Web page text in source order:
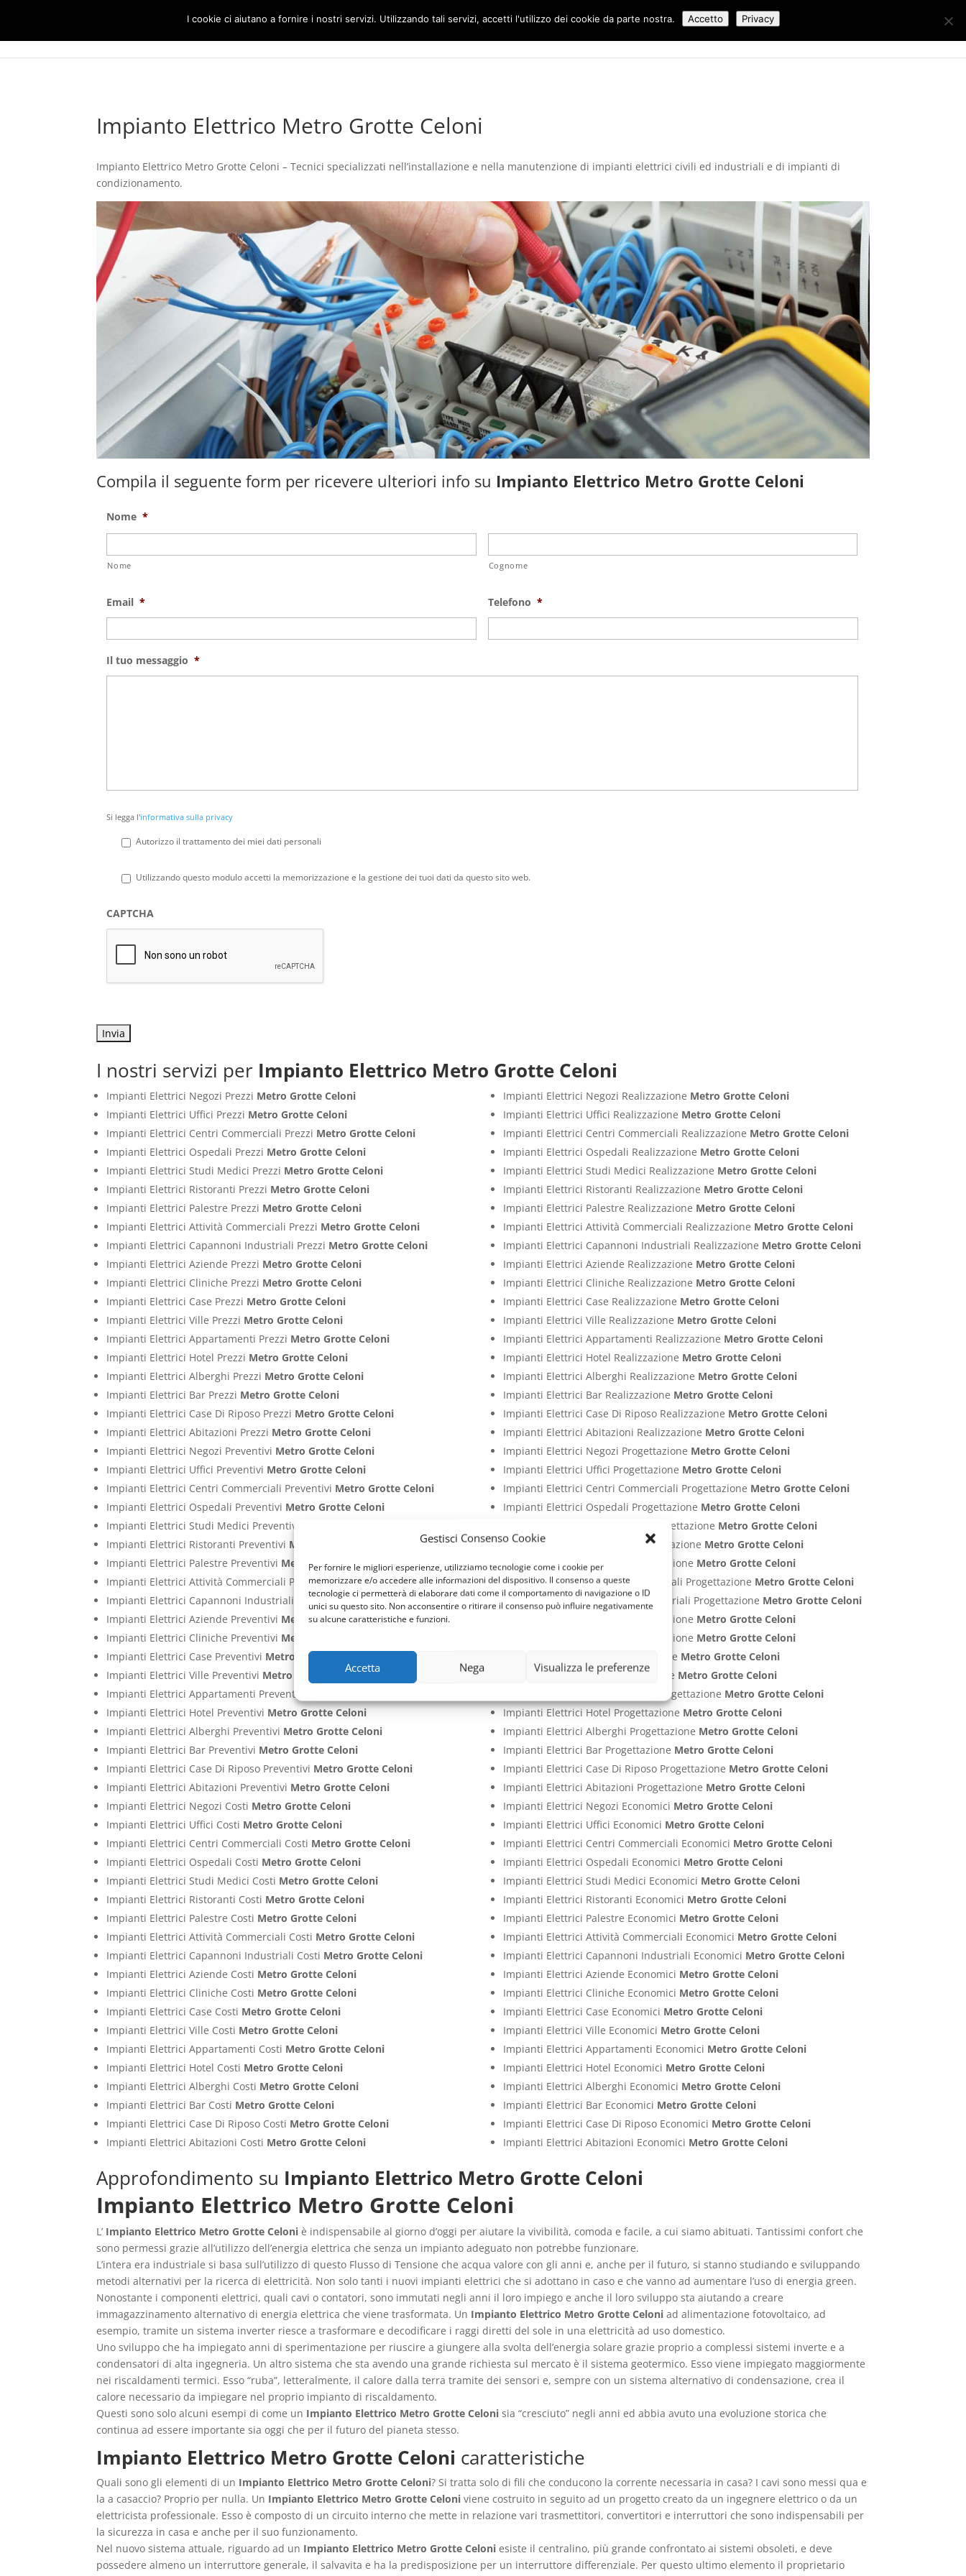
Gestisci Consenso Cookie
Per fornire le migliori esperienze, utilizziamo tecnologie come i cookie per
memorizzare e/o accedere alle informazioni del dispositivo. Il consenso a queste
tecnologie ci permetterà di elaborare dati come il comportamento di navigazione o ID
unici su questo sito. Non acconsentire o ritirare il consenso può influire negativamente
su alcune caratteristiche e funzioni.
Accetta Nega Visualizza le preferenze
Home Impianti Elettrici Roma Lavori Eseguiti Blog
Impianto Elettrico Metro Grotte Celoni
Impianto Elettrico Metro Grotte Celoni – Tecnici specializzati nell’installazione e nella manutenzione di impianti elettrici civili ed industriali e di impianti di
condizionamento.
Compila il seguente form per ricevere ulteriori info su Impianto Elettrico Metro Grotte Celoni
Nome *
Nome Cognome
Email * Telefono *
Il tuo messaggio *
Si
legga
l'informativa
Si legga l'informativa sulla privacy
Autorizzo il trattamento dei miei dati personali
Privacy *
Utilizzando questo modulo accetti la memorizzazione e la gestione dei tuoi dati da questo sito web.
CAPTCHA
I nostri servizi per Impianto Elettrico Metro Grotte Celoni
Impianti Elettrici Negozi Prezzi Metro Grotte Celoni
Impianti Elettrici Uffici Prezzi Metro Grotte Celoni
Impianti Elettrici Centri Commerciali Prezzi Metro Grotte Celoni
Impianti Elettrici Ospedali Prezzi Metro Grotte Celoni
Impianti Elettrici Studi Medici Prezzi Metro Grotte Celoni
Impianti Elettrici Ristoranti Prezzi Metro Grotte Celoni
Impianti Elettrici Palestre Prezzi Metro Grotte Celoni
Impianti Elettrici Attività Commerciali Prezzi Metro Grotte Celoni
Impianti Elettrici Capannoni Industriali Prezzi Metro Grotte Celoni
Impianti Elettrici Aziende Prezzi Metro Grotte Celoni
Impianti Elettrici Cliniche Prezzi Metro Grotte Celoni
Impianti Elettrici Case Prezzi Metro Grotte Celoni
Impianti Elettrici Ville Prezzi Metro Grotte Celoni
Impianti Elettrici Appartamenti Prezzi Metro Grotte Celoni
Impianti Elettrici Hotel Prezzi Metro Grotte Celoni
Impianti Elettrici Alberghi Prezzi Metro Grotte Celoni
Impianti Elettrici Bar Prezzi Metro Grotte Celoni
Impianti Elettrici Case Di Riposo Prezzi Metro Grotte Celoni
Impianti Elettrici Abitazioni Prezzi Metro Grotte Celoni
Impianti Elettrici Negozi Preventivi Metro Grotte Celoni
Impianti Elettrici Uffici Preventivi Metro Grotte Celoni
Impianti Elettrici Centri Commerciali Preventivi Metro Grotte Celoni
Impianti Elettrici Ospedali Preventivi Metro Grotte Celoni
Impianti Elettrici Studi Medici Preventivi
Impianti Elettrici Ristoranti Preventivi Metro Grotte Celoni
Impianti Elettrici Palestre Preventivi Metro Grotte Celoni
Impianti Elettrici Attività Commerciali PreventiviMetro Grotte Celoni
Impianti Elettrici Capannoni Industriali PreventiviMetro Grotte Celoni
Impianti Elettrici Aziende Preventivi Metro Grotte Celoni
Impianti Elettrici Cliniche Preventivi Metro Grotte Celoni
Impianti Elettrici Case Preventivi Metro Grotte Celoni
Impianti Elettrici Ville Preventivi Metro Grotte Celoni
Impianti Elettrici Appartamenti Preventivi
Impianti Elettrici Hotel Preventivi Metro Grotte Celoni
Impianti Elettrici Alberghi Preventivi Metro Grotte Celoni
Impianti Elettrici Bar Preventivi Metro Grotte Celoni
Impianti Elettrici Case Di Riposo Preventivi Metro Grotte Celoni
Impianti Elettrici Abitazioni Preventivi Metro Grotte Celoni
Impianti Elettrici Negozi Costi Metro Grotte Celoni
Impianti Elettrici Uffici Costi Metro Grotte Celoni
Impianti Elettrici Centri Commerciali Costi Metro Grotte Celoni
Impianti Elettrici Ospedali Costi Metro Grotte Celoni
Impianti Elettrici Studi Medici Costi Metro Grotte Celoni
Impianti Elettrici Ristoranti Costi Metro Grotte Celoni
Impianti Elettrici Palestre Costi Metro Grotte Celoni
Impianti Elettrici Attività Commerciali Costi Metro Grotte Celoni
Impianti Elettrici Capannoni Industriali Costi Metro Grotte Celoni
Impianti Elettrici Aziende Costi Metro Grotte Celoni
Impianti Elettrici Cliniche Costi Metro Grotte Celoni
Impianti Elettrici Case Costi Metro Grotte Celoni
Impianti Elettrici Ville Costi Metro Grotte Celoni
Impianti Elettrici Appartamenti Costi Metro Grotte Celoni
Impianti Elettrici Hotel Costi Metro Grotte Celoni
Impianti Elettrici Alberghi Costi Metro Grotte Celoni
Impianti Elettrici Bar Costi Metro Grotte Celoni
Impianti Elettrici Case Di Riposo Costi Metro Grotte Celoni
Impianti Elettrici Abitazioni Costi Metro Grotte Celoni
Impianti Elettrici Negozi Realizzazione Metro Grotte Celoni
Impianti Elettrici Uffici Realizzazione Metro Grotte Celoni
Impianti Elettrici Centri Commerciali Realizzazione Metro Grotte Celoni
Impianti Elettrici Ospedali Realizzazione Metro Grotte Celoni
Impianti Elettrici Studi Medici Realizzazione Metro Grotte Celoni
Impianti Elettrici Ristoranti Realizzazione Metro Grotte Celoni
Impianti Elettrici Palestre Realizzazione Metro Grotte Celoni
Impianti Elettrici Attività Commerciali Realizzazione Metro Grotte Celoni
Impianti Elettrici Capannoni Industriali Realizzazione Metro Grotte Celoni
Impianti Elettrici Aziende Realizzazione Metro Grotte Celoni
Impianti Elettrici Cliniche Realizzazione Metro Grotte Celoni
Impianti Elettrici Case Realizzazione Metro Grotte Celoni
Impianti Elettrici Ville Realizzazione Metro Grotte Celoni
Impianti Elettrici Appartamenti Realizzazione Metro Grotte Celoni
Impianti Elettrici Hotel Realizzazione Metro Grotte Celoni
Impianti Elettrici Alberghi Realizzazione Metro Grotte Celoni
Impianti Elettrici Bar Realizzazione Metro Grotte Celoni
Impianti Elettrici Case Di Riposo Realizzazione Metro Grotte Celoni
Impianti Elettrici Abitazioni Realizzazione Metro Grotte Celoni
Impianti Elettrici Negozi Progettazione Metro Grotte Celoni
Impianti Elettrici Uffici Progettazione Metro Grotte Celoni
Impianti Elettrici Centri Commerciali Progettazione Metro Grotte Celoni
Impianti Elettrici Ospedali Progettazione Metro Grotte Celoni
Impianti Elettrici Studi Medici Progettazione Metro Grotte Celoni
Impianti Elettrici Ristoranti Progettazione Metro Grotte Celoni
Impianti Elettrici Palestre Progettazione Metro Grotte Celoni
Impianti Elettrici Attività Commerciali Progettazione Metro Grotte Celoni
Impianti Elettrici Capannoni Industriali Progettazione Metro Grotte Celoni
Impianti Elettrici Aziende Progettazione Metro Grotte Celoni
Impianti Elettrici Cliniche Progettazione Metro Grotte Celoni
Impianti Elettrici Case Progettazione Metro Grotte Celoni
Impianti Elettrici Ville Progettazione Metro Grotte Celoni
Impianti Elettrici Appartamenti Progettazione Metro Grotte Celoni
Impianti Elettrici Hotel Progettazione Metro Grotte Celoni
Impianti Elettrici Alberghi Progettazione Metro Grotte Celoni
Impianti Elettrici Bar Progettazione Metro Grotte Celoni
Impianti Elettrici Case Di Riposo Progettazione Metro Grotte Celoni
Impianti Elettrici Abitazioni Progettazione Metro Grotte Celoni
Impianti Elettrici Negozi Economici Metro Grotte Celoni
Impianti Elettrici Uffici Economici Metro Grotte Celoni
Impianti Elettrici Centri Commerciali Economici Metro Grotte Celoni
Impianti Elettrici Ospedali Economici Metro Grotte Celoni
Impianti Elettrici Studi Medici Economici Metro Grotte Celoni
Impianti Elettrici Ristoranti Economici Metro Grotte Celoni
Impianti Elettrici Palestre Economici Metro Grotte Celoni
Impianti Elettrici Attività Commerciali Economici Metro Grotte Celoni
Impianti Elettrici Capannoni Industriali Economici Metro Grotte Celoni
Impianti Elettrici Aziende Economici Metro Grotte Celoni
Impianti Elettrici Cliniche Economici Metro Grotte Celoni
Impianti Elettrici Case Economici Metro Grotte Celoni
Impianti Elettrici Ville Economici Metro Grotte Celoni
Impianti Elettrici Appartamenti Economici Metro Grotte Celoni
Impianti Elettrici Hotel Economici Metro Grotte Celoni
Impianti Elettrici Alberghi Economici Metro Grotte Celoni
Impianti Elettrici Bar Economici Metro Grotte Celoni
Impianti Elettrici Case Di Riposo Economici Metro Grotte Celoni
Impianti Elettrici Abitazioni Economici Metro Grotte Celoni
Approfondimento su Impianto Elettrico Metro Grotte Celoni
Impianto Elettrico Metro Grotte Celoni
L’ Impianto Elettrico Metro Grotte Celoni è indispensabile al giorno d’oggi per aiutare la vivibilità, comoda e facile, a cui siamo abituati. Tantissimi confort che
sono permessi grazie all’utilizzo dell’energia elettrica che senza un impianto adeguato non potrebbe funzionare.
L’intera era industriale si basa sull’utilizzo di questo Flusso di Tensione che acqua valore con gli anni e, anche per il futuro, si stanno studiando e sviluppando
metodi alternativi per la ricerca di elettricità. Non solo tanti i nuovi impianti elettrici che si adottano in caso e che vanno ad aumentare l’uso di energia green.
Nonostante i componenti elettrici, quali cavi o contatori, sono immutati negli anni il loro impiego e anche il loro sviluppo sta aiutando a creare
immagazzinamento alternativo di energia elettrica che viene trasformata. Un Impianto Elettrico Metro Grotte Celoni ad alimentazione fotovoltaico, ad
esempio, tramite un sistema inverter riesce a trasformare e decodificare i raggi diretti del sole in una elettricità ad uso domestico.
Uno sviluppo che ha impiegato anni di sperimentazione per riuscire a giungere alla svolta dell’energia solare grazie proprio a complessi sistemi inverte e a
condensatori di alta ingegneria. Un altro sistema che sta avendo una grande richiesta sul mercato è il sistema geotermico. Esso viene impiegato maggiormente
nei riscaldamenti termici. Esso “ruba”, letteralmente, il calore dalla terra tramite dei sensori e, sempre con un sistema alternativo di condensazione, crea il
calore necessario da impiegare nel proprio impianto di riscaldamento.
Questi sono solo alcuni esempi di come un Impianto Elettrico Metro Grotte Celoni sia “cresciuto” negli anni ed abbia avuto una evoluzione storica che
continua ad essere importante sia oggi che per il futuro del pianeta stesso.
Impianto Elettrico Metro Grotte Celoni caratteristiche
Quali sono gli elementi di un Impianto Elettrico Metro Grotte Celoni? Si tratta solo di fili che conducono la corrente necessaria in casa? I cavi sono messi qua e
la a casaccio? Proprio per nulla. Un Impianto Elettrico Metro Grotte Celoni viene costruito in seguito ad un progetto creato da un ingegnere elettrico o da un
elettricista professionale. Esso è composto di un circuito interno che mette in relazione vari trasmettitori, convertitori e interruttori che sono indispensabili per
la sicurezza in casa e anche per il suo funzionamento.
Nel nuovo sistema attuale, riguardo ad un Impianto Elettrico Metro Grotte Celoni esiste il centralino, più grande confrontato ai sistemi obsoleti, e deve
possedere almeno un interruttore generale, il salvavita e ha la predisposizione per un interruttore differenziale. Per questo ultimo elemento il proprietario
I cookie ci aiutano a fornire i nostri servizi. Utilizzando tali servizi, accetti l'utilizzo dei cookie da parte nostra. Accetto Privacy